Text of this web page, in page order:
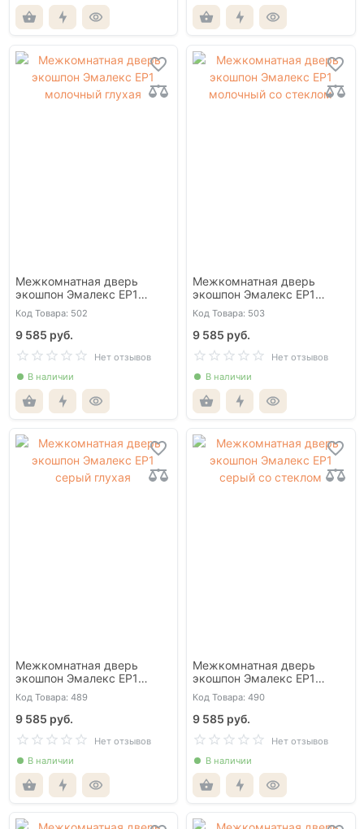
Межкомнатная дверь
экошпон Эмалекс ЕР1
молочный глухая
Код Товара: 502
9 585 руб.
Нет отзывов
В наличии
Межкомнатная дверь
экошпон Эмалекс ЕР1
молочный со стеклом
Код Товара: 503
9 585 руб.
Нет отзывов
В наличии
Межкомнатная дверь
экошпон Эмалекс ЕР1
серый глухая
Код Товара: 489
9 585 руб.
Нет отзывов
В наличии
Межкомнатная дверь
экошпон Эмалекс ЕР1
серый со стеклом
Код Товара: 490
9 585 руб.
Нет отзывов
В наличии